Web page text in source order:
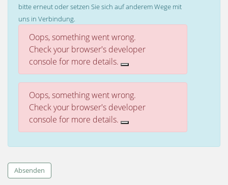
bitte erneut oder setzen Sie sich auf anderem Wege mit
uns in Verbindung.
Fehlermeldung
Oops, something went wrong.
Check your browser's developer
console for more details.
Fehlermeldung
Oops, something went wrong.
Check your browser's developer
console for more details.
Absenden